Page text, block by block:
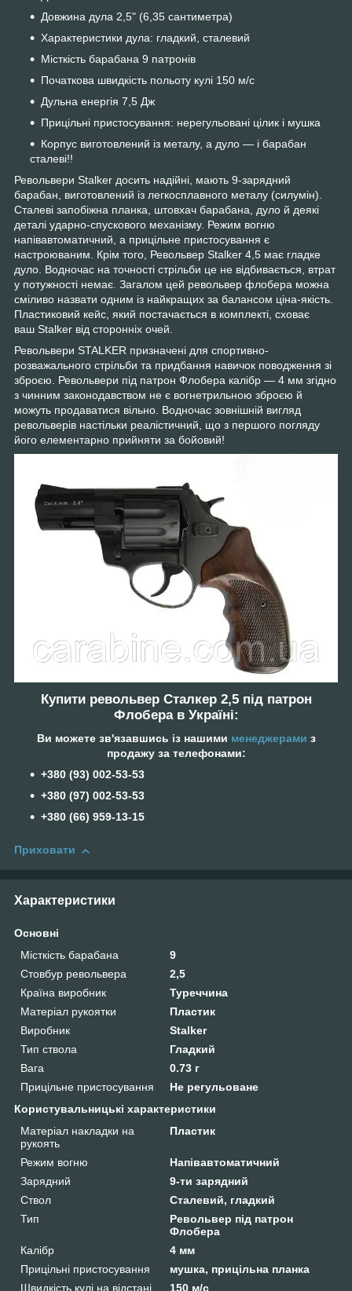
Довжина дула 2,5" (6,35 сантиметра)
Характеристики дула: гладкий, сталевий
Місткість барабана 9 патронів
Початкова швидкість польоту кулі 150 м/с
Дульна енергія 7,5 Дж
Прицільні пристосування: нерегульовані цілик і мушка
Корпус виготовлений із металу, а дуло — і барабан
сталеві!!
Револьвери Stalker досить надійні, мають 9-зарядний
барабан, виготовлений із легкосплавного металу (силумін).
Сталеві запобіжна планка, штовхач барабана, дуло й деякі
деталі ударно-спускового механізму. Режим вогню
напівавтоматичний, а прицільне пристосування є
настроюваним. Крім того, Револьвер Stalker 4,5 має гладке
дуло. Водночас на точності стрільби це не відбивається, втрат
у потужності немає. Загалом цей револьвер флобера можна
сміливо назвати одним із найкращих за балансом ціна-якість.
Пластиковий кейс, який постачається в комплекті, сховає
ваш Stalker від сторонніх очей.
Револьвери STALKER призначені для спортивно-
розважального стрільби та придбання навичок поводження зі
зброєю. Револьвери під патрон Флобера калібр — 4 мм згідно
з чинним законодавством не є вогнетрильною зброєю й
можуть продаватися вільно. Водночас зовнішній вигляд
револьверів настільки реалістичний, що з першого погляду
його елементарно прийняти за бойовий!
Купити револьвер Сталкер 2,5 під патрон
Флобера в Україні:
Ви можете зв'язавшись із нашими менеджерами з
продажу за телефонами:
+380 (93) 002-53-53
+380 (97) 002-53-53
+38‎0 (66) 959-13-15
Приховати
Характеристики
Основні
Місткість барабана
9
Стовбур револьвера
2,5
Країна виробник
Туреччина
Матеріал рукоятки
Пластик
Виробник
Stalker
Тип ствола
Гладкий
Вага
0.73 г
Прицільне пристосування
Не регульоване
Користувальницькі характеристики
Матеріал накладки на
рукоять
Пластик
Режим вогню
Напівавтоматичний
Зарядний
9-ти зарядний
Ствол
Сталевий, гладкий
Тип
Револьвер під патрон
Флобера
Калібр
4 мм
Прицільні пристосування
мушка, прицільна планка
Швидкість кулі на відстані
150 м/с